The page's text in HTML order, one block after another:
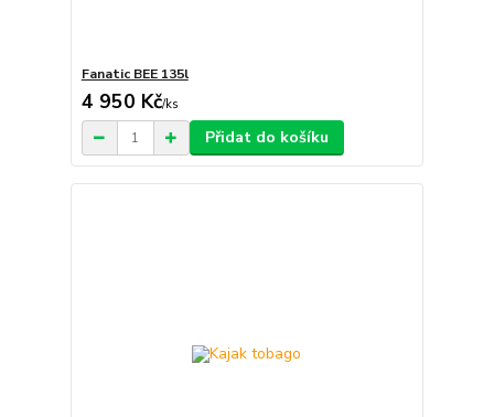
Fanatic BEE 135l
4 950 Kč/ks
Přidat do košíku